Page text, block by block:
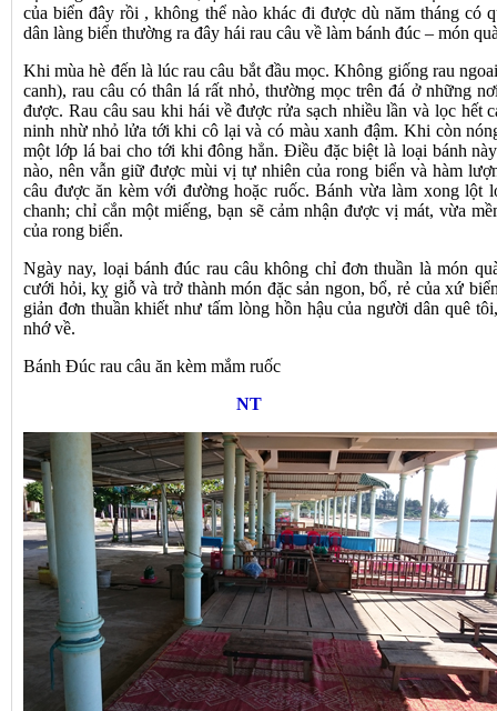
của biển đây rồi , không thể nào khác đi được dù năm tháng có
dân làng biển thường ra đây hái rau câu về làm bánh đúc – món
Khi mùa hè đến là lúc rau câu bắt đầu mọc. Không giống rau
canh), rau câu có thân lá rất nhỏ, thường mọc trên đá ở những
được. Rau câu sau khi hái về được rửa sạch nhiều lần và lọc hết
ninh nhừ nhỏ lửa tới khi cô lại và có màu xanh đậm. Khi còn
một lớp lá bai cho tới khi đông hẳn. Điều đặc biệt là loại bánh
nào, nên vẫn giữ được mùi vị tự nhiên của rong biển và hàm
câu được ăn kèm với đường hoặc ruốc. Bánh vừa làm xong lột
chanh; chỉ cắn một miếng, bạn sẽ cảm nhận được vị mát, vừa
của rong biển.
Ngày nay, loại bánh đúc rau câu không chỉ đơn thuần là món
cưới hỏi, kỵ giỗ và trở thành món đặc sản ngon, bổ, rẻ của xứ
giản đơn thuần khiết như tấm lòng hồn hậu của người dân quê
nhớ về.
Bánh Đúc rau câu ăn kèm mắm ruốc
NT